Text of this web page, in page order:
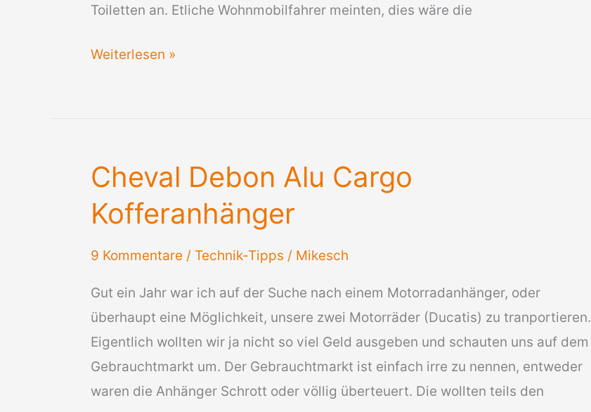
Toiletten an. Etliche Wohnmobilfahrer meinten, dies wäre die
Dahmann
Weiterlesen »
Cheval Debon Alu Cargo
Kofferanhänger
9 Kommentare / Technik-Tipps / Mikesch
Gut ein Jahr war ich auf der Suche nach einem Motorradanhänger, oder
überhaupt eine Möglichkeit, unsere zwei Motorräder (Ducatis) zu tranportieren.
Eigentlich wollten wir ja nicht so viel Geld ausgeben und schauten uns auf dem
Gebrauchtmarkt um. Der Gebrauchtmarkt ist einfach irre zu nennen, entweder
waren die Anhänger Schrott oder völlig überteuert. Die wollten teils den